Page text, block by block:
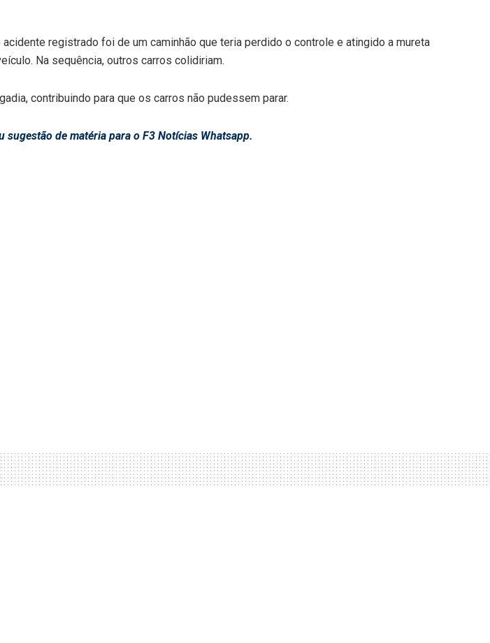
registrado foi de um caminhão que teria perdido o controle e atingido a mureta
Na sequência, outros carros colidiriam.
contribuindo para que os carros não pudessem parar.
de matéria para o F3 Notícias Whatsapp.